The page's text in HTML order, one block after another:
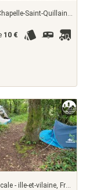
Saint-Quillain - haute-saône,
10 €
- ille-et-vilaine, France